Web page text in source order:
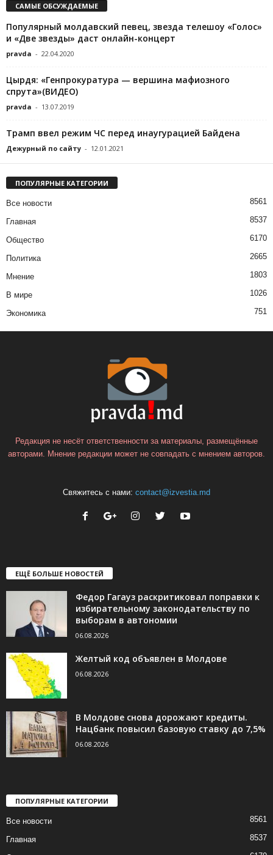
САМЫЕ ОБСУЖДАЕМЫЕ
Популярный молдавский певец, звезда телешоу «Голос»
и «Две звезды» даст онлайн-концерт
pravda - 22.04.2020
Цырдя: «Генпрокуратура — вершинa мафиозного
спрута»(ВИДЕО)
pravda - 13.07.2019
Трамп ввел режим ЧС перед инаугурацией Байдена
Дежурный по сайту - 12.01.2021
ПОПУЛЯРНЫЕ КАТЕГОРИИ
Все новости 8561
Главная 8537
Общество 6170
Политика 2665
Мнение 1803
В мире 1026
Экономика 751
Редакция не несёт ответственности за материалы, размещённые
авторами. Мнение редакции может не совпадать с мнением авторов.
Свяжитесь с нами: contact@izvestia.md
ЕЩЁ БОЛЬШЕ НОВОСТЕЙ
Федор Гагауз раскритиковал поправки к
избирательному законодательству по
выборам в автономии
06.08.2026
Желтый код объявлен в Молдове
06.08.2026
В Молдове снова дорожают кредиты.
Нацбанк повысил базовую ставку до 7,5%
06.08.2026
ПОПУЛЯРНЫЕ КАТЕГОРИИ
Все новости 8561
Главная 8537